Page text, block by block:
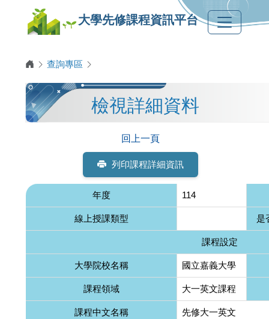
大學先修課程資訊平台
查詢專區
檢視詳細資料
回上一頁
列印課程詳細資訊
年度 114
線上授課類型 是
課程設定
大學院校名稱 國立嘉義大學
課程領域 大一英文課程
課程中文名稱 先修大一英文